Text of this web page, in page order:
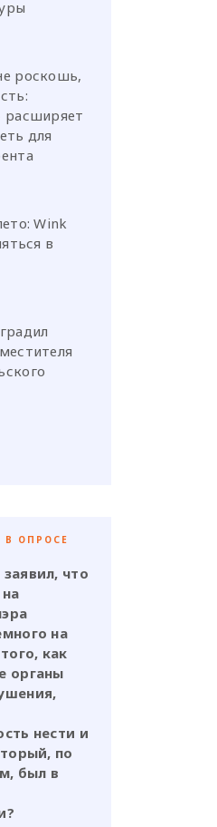
роскошь,
расширяет
для
Wink
в
В ОПРОСЕ
что
на
как
органы
нести и
по
был в